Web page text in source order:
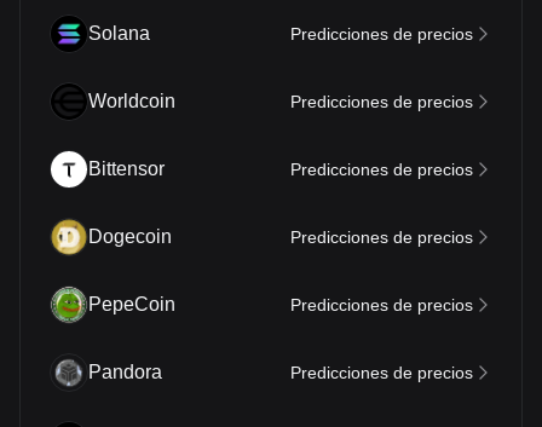
Solana Predicciones de precios
Worldcoin Predicciones de precios
Bittensor Predicciones de precios
Dogecoin Predicciones de precios
PepeCoin Predicciones de precios
Pandora Predicciones de precios